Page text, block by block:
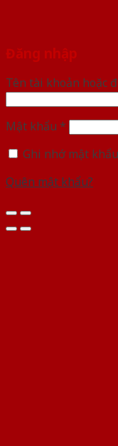
Đăng nhập
Tên tài khoản hoặc
Mật khẩu *
Ghi nhớ mật khẩu
Quên mật khẩu?